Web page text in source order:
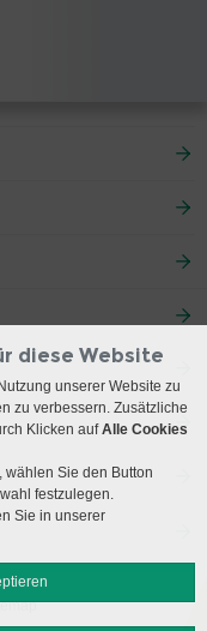
diese Website
unserer Website zu
zu verbessern. Zusätzliche
Klicken aufAlle Cookies
Sie den Button
festzulegen.
Sie in unserer